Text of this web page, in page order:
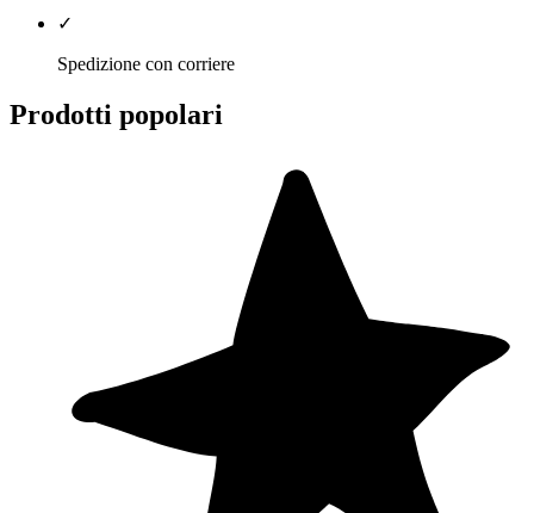
✓
Spedizione con corriere
Prodotti popolari